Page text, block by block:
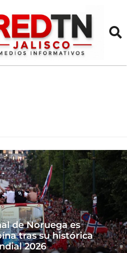
de Noruega es
tras su histórica
2026